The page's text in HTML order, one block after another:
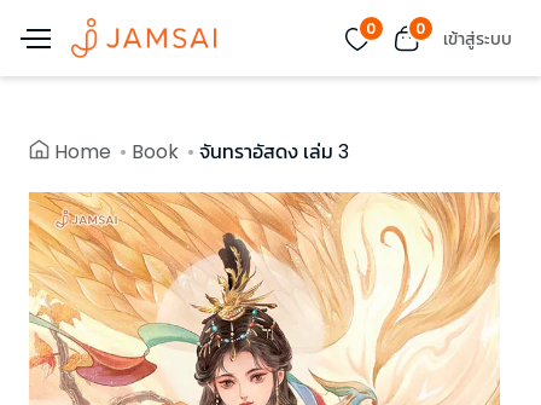
0 0 เข้าสู่ระบบ
Home Book จันทราอัสดง เล่ม 3